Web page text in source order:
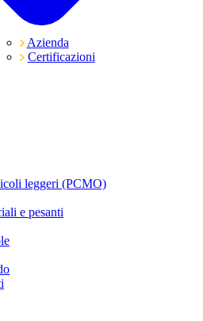
Azienda
Certificazioni
leggeri (PCMO)
e pesanti